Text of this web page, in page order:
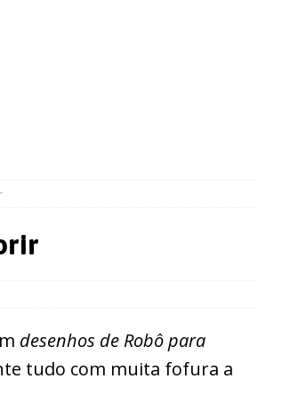
desenhos de Robô para
tudo com muita fofura a